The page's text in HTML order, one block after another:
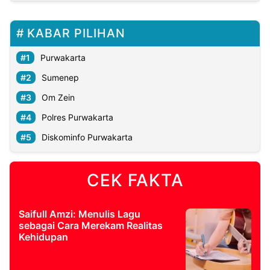
KABAR PILIHAN
Purwakarta
Sumenep
Om Zein
Polres Purwakarta
Diskominfo Purwakarta
CEK FAKTA
Saifull Amzi: Menulis Lagu
sebagai Cara Merekam Realitas
Kehidupan